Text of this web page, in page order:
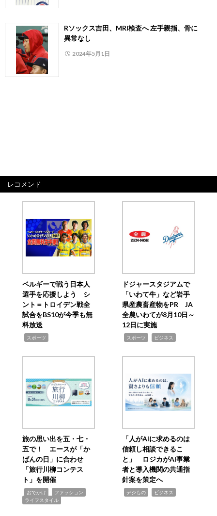
Rソックス吉田、MRI検査へ 左手親指、骨に
異常なし
2024年5月1日
レコメンド
ベルギーで戦う日本人
選手を応援しよう シ
ント＝トロイデン戦全
試合をBS10が今季も無
料放送
スポーツ
ドジャースタジアムで
「いわて牛」など岩手
県産農畜産物をPR JA
全農いわてが8月10日～
12日に実施
スポーツ ビジネス
旅の思い出を五・七・
五で！ エースが「か
ばんの日」に合わせ
「旅行川柳コンテス
ト」を開催
おでかけ ファッション
ライフスタイル
「人がAIに求めるのは
信頼し相談できるこ
と」 ロジカがAI事業
者と導入機関の共通指
針案を策定へ
デジもの ビジネス